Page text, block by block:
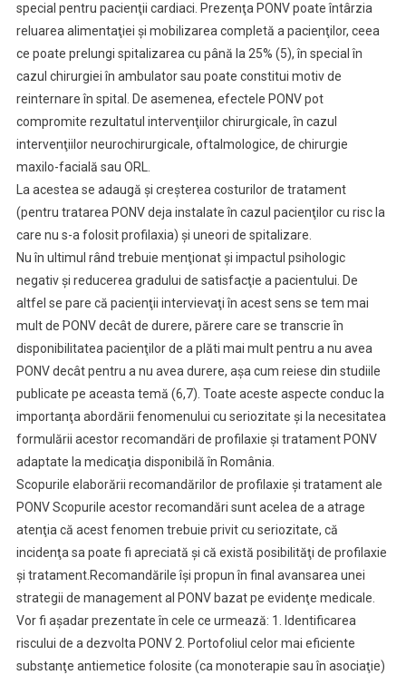
special pentru pacienţii cardiaci. Prezenţa PONV poate întârzia
reluarea alimentaţiei şi mobilizarea completă a pacienţilor, ceea
ce poate prelungi spitalizarea cu până la 25% (5), în special în
cazul chirurgiei în ambulator sau poate constitui motiv de
reinternare în spital. De asemenea, efectele PONV pot
compromite rezultatul intervenţiilor chirurgicale, în cazul
intervenţiilor neurochirurgicale, oftalmologice, de chirurgie
maxilo-facială sau ORL.
La acestea se adaugă şi creşterea costurilor de tratament
(pentru tratarea PONV deja instalate în cazul pacienţilor cu risc la
care nu s-a folosit profilaxia) şi uneori de spitalizare.
Nu în ultimul rând trebuie menţionat şi impactul psihologic
negativ şi reducerea gradului de satisfacţie a pacientului. De
altfel se pare că pacienţii intervievaţi în acest sens se tem mai
mult de PONV decât de durere, părere care se transcrie în
disponibilitatea pacienţilor de a plăti mai mult pentru a nu avea
PONV decât pentru a nu avea durere, aşa cum reiese din studiile
publicate pe aceasta temă (6,7). Toate aceste aspecte conduc la
importanţa abordării fenomenului cu seriozitate şi la necesitatea
formulării acestor recomandări de profilaxie şi tratament PONV
adaptate la medicaţia disponibilă în România.
Scopurile elaborării recomandărilor de profilaxie şi tratament ale
PONV Scopurile acestor recomandări sunt acelea de a atrage
atenţia că acest fenomen trebuie privit cu seriozitate, că
incidenţa sa poate fi apreciată şi că există posibilităţi de profilaxie
şi tratament.Recomandările îşi propun în final avansarea unei
strategii de management al PONV bazat pe evidenţe medicale.
Vor fi aşadar prezentate în cele ce urmează: 1. Identificarea
riscului de a dezvolta PONV 2. Portofoliul celor mai eficiente
substanţe antiemetice folosite (ca monoterapie sau în asociaţie)